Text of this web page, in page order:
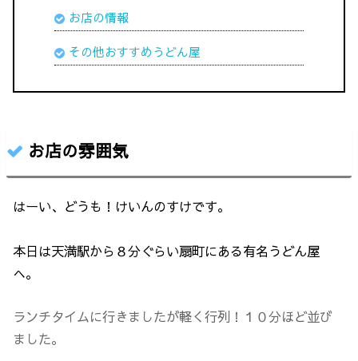
お店の情報
その他おすすめうどん屋
お店の雰囲気
はーい、どうも！けいんのすけです。
本日は天満駅から８分ぐらい扇町にある有名うどん屋
へ。
ランチタイムに行きましたが軽く行列！１０分ほど並び
ました。